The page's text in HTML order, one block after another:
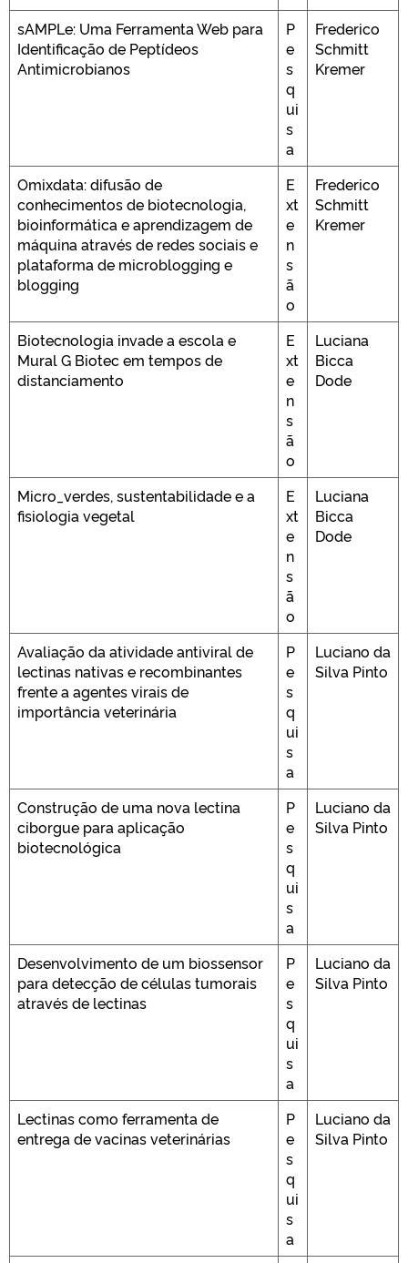
sAMPLe: Uma Ferramenta Web para
Identificação de Peptídeos
Antimicrobianos
P
e
s
q
ui
s
a
Frederico
Schmitt
Kremer
Omixdata: difusão de
conhecimentos de biotecnologia,
bioinformática e aprendizagem de
máquina através de redes sociais e
plataforma de microblogging e
blogging
E
xt
e
n
s
ã
o
Frederico
Schmitt
Kremer
Biotecnologia invade a escola e
Mural G Biotec em tempos de
distanciamento
E
xt
e
n
s
ã
o
Luciana
Bicca
Dode
Micro_verdes, sustentabilidade e a
fisiologia vegetal
E
xt
e
n
s
ã
o
Luciana
Bicca
Dode
Avaliação da atividade antiviral de
lectinas nativas e recombinantes
frente a agentes virais de
importância veterinária
P
e
s
q
ui
s
a
Luciano da
Silva Pinto
Construção de uma nova lectina
ciborgue para aplicação
biotecnológica
P
e
s
q
ui
s
a
Luciano da
Silva Pinto
Desenvolvimento de um biossensor
para detecção de células tumorais
através de lectinas
P
e
s
q
ui
s
a
Luciano da
Silva Pinto
Lectinas como ferramenta de
entrega de vacinas veterinárias
P
e
s
q
ui
s
a
Luciano da
Silva Pinto